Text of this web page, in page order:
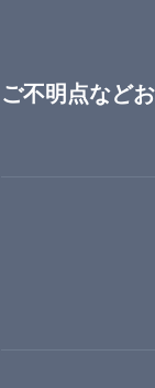
ご不明点など